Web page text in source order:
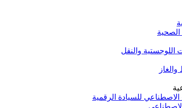
الصحية
اللوجستية والنقل
للسيادة الرقمية